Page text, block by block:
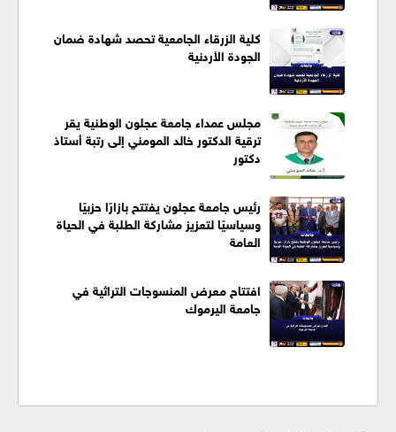
كلية الزرقاء الجامعية تحصد شهادة ضمان
الجودة الأردنية
مجلس عمداء جامعة عجلون الوطنية يقر
ترقية الدكتور خالد المومني إلى رتبة أستاذ
دكتور
رئيس جامعة عجلون يفتتح بازارًا حزبيًا
وسياسيًا لتعزيز مشاركة الطلبة في الحياة
العامة
افتتاح معرض المنسوجات التراثية في
جامعة اليرموك